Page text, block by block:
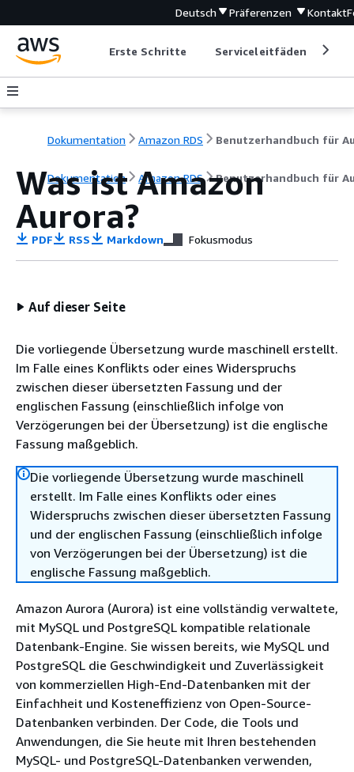
Deutsch Präferenzen Kontakt
Erste Schritte Serviceleitfäden
Dokumentation Amazon RDS
Dokumentation Amazon RDS Benutzerhandbuch für
Was ist Amazon
Aurora?
PDF RSS Markdown Fokusmodus
Auf dieser Seite
Die vorliegende Übersetzung wurde maschinell erstellt.
Im Falle eines Konflikts oder eines Widerspruchs
zwischen dieser übersetzten Fassung und der
englischen Fassung (einschließlich infolge von
Verzögerungen bei der Übersetzung) ist die englische
Fassung maßgeblich.
Die vorliegende Übersetzung wurde maschinell
erstellt. Im Falle eines Konflikts oder eines
Widerspruchs zwischen dieser übersetzten Fassung
und der englischen Fassung (einschließlich infolge
von Verzögerungen bei der Übersetzung) ist die
englische Fassung maßgeblich.
Amazon Aurora (Aurora) ist eine vollständig verwaltete,
mit MySQL und PostgreSQL kompatible relationale
Datenbank-Engine. Sie wissen bereits, wie MySQL und
PostgreSQL die Geschwindigkeit und Zuverlässigkeit
von kommerziellen High-End-Datenbanken mit der
Einfachheit und Kosteneffizienz von Open-Source-
Datenbanken verbinden. Der Code, die Tools und
Anwendungen, die Sie heute mit Ihren bestehenden
MySQL- und PostgreSQL-Datenbanken verwenden,